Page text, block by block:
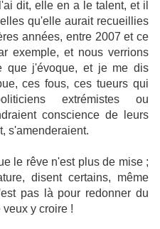
dit, elle en a le talent, et il
qu'elle aurait recueillies
années, entre 2007 et ce
exemple, et nous verrions
que j'évoque, et je me dis
ces fous, ces tueurs qui
extrémistes ou
conscience de leurs
s'amenderaient.
le rêve n'est plus de mise ;
disent certains, même
pas là pour redonner du
y croire !